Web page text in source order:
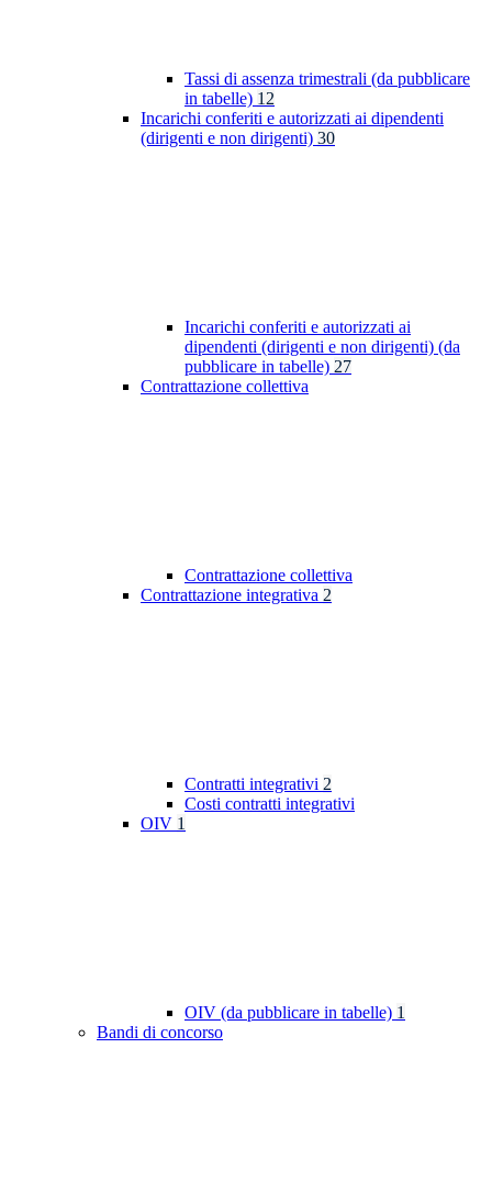
Tassi di assenza trimestrali (da pubblicare
in tabelle) 12
Incarichi conferiti e autorizzati ai dipendenti
(dirigenti e non dirigenti) 30
Incarichi conferiti e autorizzati ai
dipendenti (dirigenti e non dirigenti) (da
pubblicare in tabelle) 27
Contrattazione collettiva
Contrattazione collettiva
Contrattazione integrativa 2
Contratti integrativi 2
Costi contratti integrativi
OIV 1
OIV (da pubblicare in tabelle) 1
Bandi di concorso